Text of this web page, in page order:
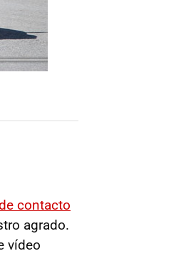
contacto
agrado.
vídeo